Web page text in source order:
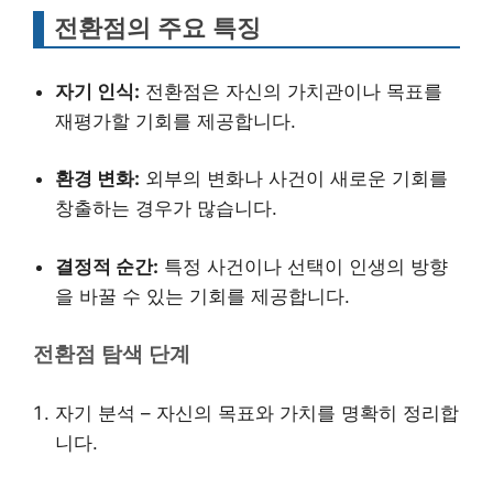
전환점의 주요 특징
자기 인식: 전환점은 자신의 가치관이나 목표를
재평가할 기회를 제공합니다.
환경 변화: 외부의 변화나 사건이 새로운 기회를
창출하는 경우가 많습니다.
결정적 순간: 특정 사건이나 선택이 인생의 방향
을 바꿀 수 있는 기회를 제공합니다.
전환점 탐색 단계
자기 분석 – 자신의 목표와 가치를 명확히 정리합
니다.